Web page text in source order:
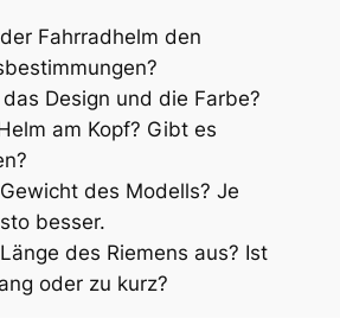
Fahrradhelm den
Design und die Farbe?
am Kopf? Gibt es
des Modells? Je
besser.
des Riemens aus? Ist
oder zu kurz?